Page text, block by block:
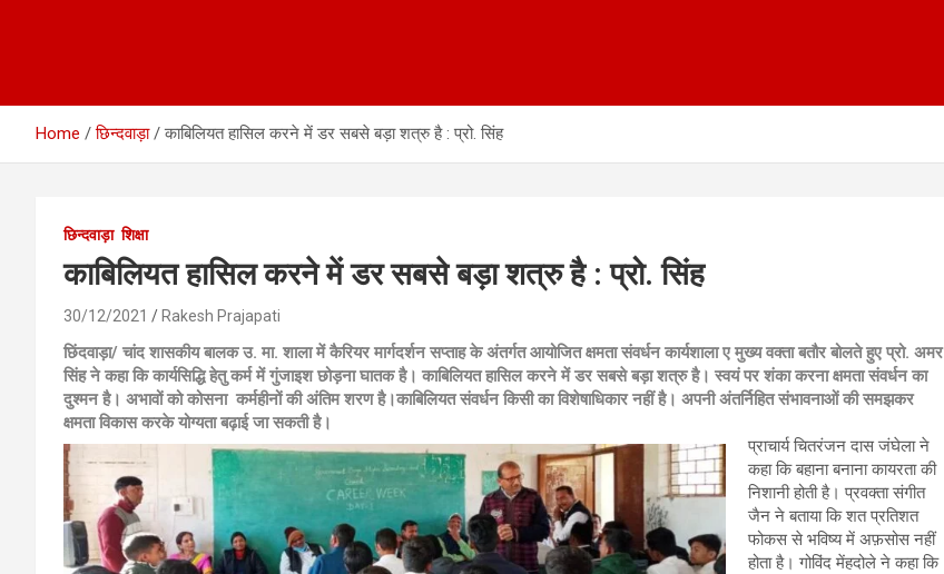
Home छिन्दवाड़ा काबिलियत हासिल करने में डर सबसे बड़ा शत्रु है : प्रो. सिंह
छिन्दवाड़ा शिक्षा
काबिलियत हासिल करने में डर सबसे बड़ा शत्रु है : प्रो. सिंह
30/12/2021 Rakesh Prajapati
छिंदवाड़ा/ चांद शासकीय बालक उ. मा. शाला में कैरियर मार्गदर्शन सप्ताह के अंतर्गत आयोजित क्षमता संवर्धन कार्यशाला ए मुख्य वक्ता बतौर बोलते हुए प्रो. अमर
सिंह ने कहा कि कार्यसिद्धि हेतु कर्म में गुंजाइश छोड़ना घातक है। काबिलियत हासिल करने में डर सबसे बड़ा शत्रु है। स्वयं पर शंका करना क्षमता संवर्धन का
दुश्मन है। अभावों को कोसना कर्महीनों की अंतिम शरण है।काबिलियत संवर्धन किसी का विशेषाधिकार नहीं है। अपनी अंतर्निहित संभावनाओं की समझकर
क्षमता विकास करके योग्यता बढ़ाई जा सकती है।
प्राचार्य चितरंजन दास जंघेला ने
कहा कि बहाना बनाना कायरता की
निशानी होती है। प्रवक्ता संगीत
जैन ने बताया कि शत प्रतिशत
फोकस से भविष्य में अफ़सोस नहीं
होता है। गोविंद मेंहदोले ने कहा कि